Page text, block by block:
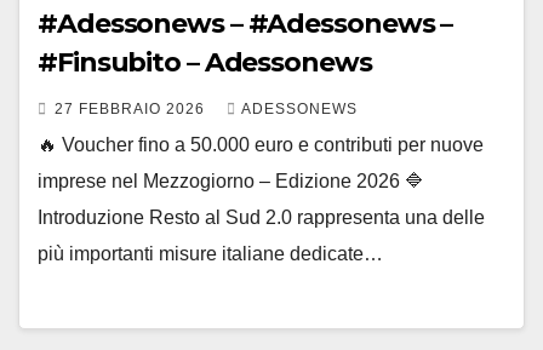
#Adessonews – #Adessonews –
#Finsubito – Adessonews
27 FEBBRAIO 2026 ADESSONEWS
🔥 Voucher fino a 50.000 euro e contributi per nuove
imprese nel Mezzogiorno – Edizione 2026 🔷
Introduzione Resto al Sud 2.0 rappresenta una delle
più importanti misure italiane dedicate…